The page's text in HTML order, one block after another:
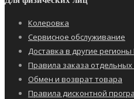
Колеровка
Сервисное обслуживание
Доставка в другие регионы
Правила заказа
Обмен и возврат товара
Правила дисконтной